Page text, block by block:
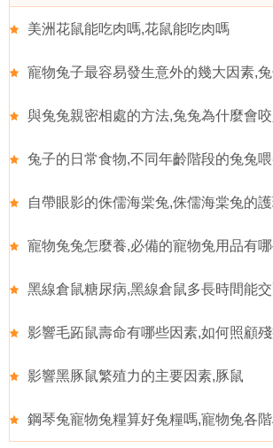
美洲花鼠能吃肉嗎,花鼠能吃肉嗎
寵物兔子最容易發生意外的幾大因素,
與兔兔親密相處的方法,兔兔為什麼會咬
兔子的日常食物,不同年齡階段的兔兔
自帶眼影的侏儒海棠兔,侏儒海棠兔的
寵物兔兔怎麼養,必備的寵物兔用品有
黑線倉鼠糖尿病,黑線倉鼠多長時間能
影響毛跖鼠壽命有哪些因素,如何照顧
影響黑豚鼠繁殖力的主要因素,豚鼠
鋼琴兔寵物兔糧算好兔糧嗎,寵物兔各